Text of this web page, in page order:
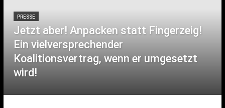
PRESSE
Jetzt aber! Anpacken statt Fingerzeig!
Ein vielversprechender
Koalitionsvertrag, wenn er umgesetzt
wird!